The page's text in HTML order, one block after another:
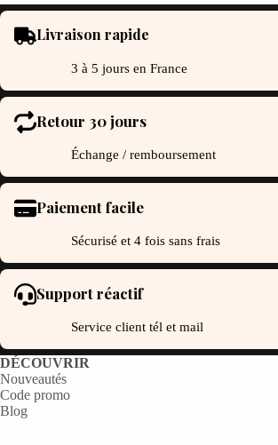
Livraison rapide
3 à 5 jours en France
Retour 30 jours
Échange / remboursement
Paiement facile
Sécurisé et 4 fois sans frais
Support réactif
Service client tél et mail
DÉCOUVRIR
Nouveautés
Code promo
Blog